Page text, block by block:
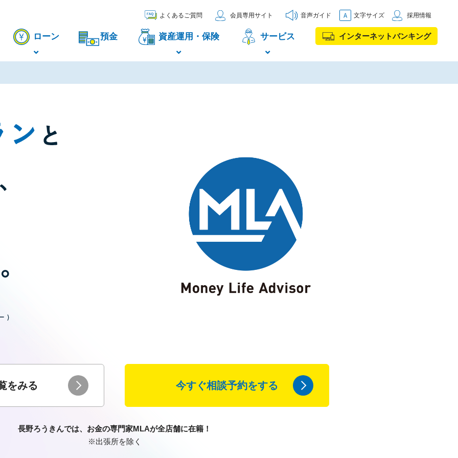
ローン 預金 資産運用・保険 サービス インターネットバンキング
よくあるご質問 会員専用サイト 音声ガイド 文字サイズ 採用情報
をみる 今すぐ相談予約をする
長野ろうきんでは、お金の専門家MLAが全店舗に在籍！
※出張所を除く